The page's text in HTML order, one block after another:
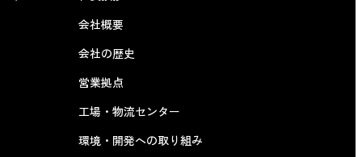
会社概要
会社の歴史
営業拠点
工場・物流センター
環境・開発への取り組み